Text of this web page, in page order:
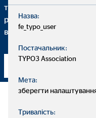
тому ми детально
рекомендуємо певне
воно відповідає Вам та
Назва:
fe_typo_user
Постачальник:
TYPO3 Association
Мета:
зберегти
Тривалість: